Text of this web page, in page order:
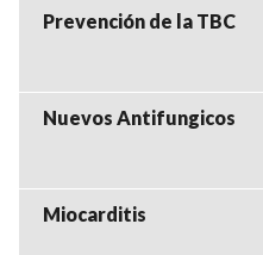
Prevención de la TBC
Nuevos Antifungicos
Miocarditis